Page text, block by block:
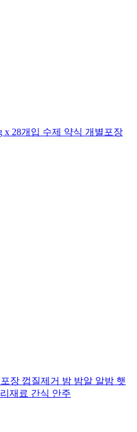
x 28개입 수제 약식 개별포장
장 껍질제거 밤 밤알 알밤 햇
재료 간식 안주